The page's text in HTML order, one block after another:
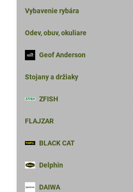
Vybavenie rybára
Odev, obuv, okuliare
Geof Anderson
Stojany a držiaky
ZFISH
FLAJZAR
BLACK CAT
Delphin
DAIWA